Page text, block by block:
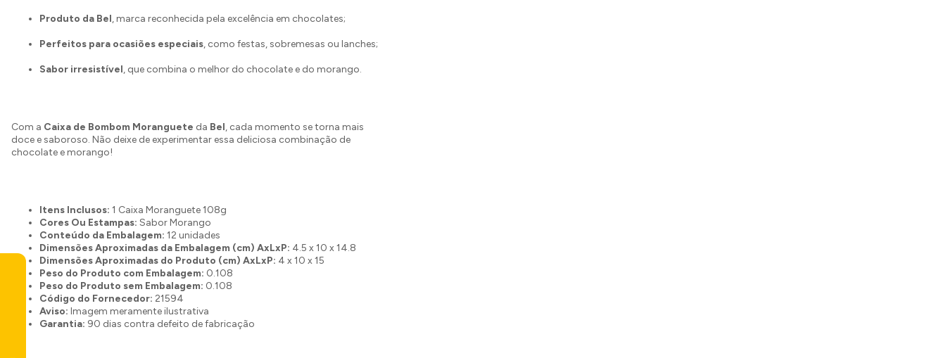
Produto da Bel, marca reconhecida pela excelência em chocolates;
Perfeitos para ocasiões especiais, como festas, sobremesas ou lanches;
Sabor irresistível, que combina o melhor do chocolate e do morango.
Com a Caixa de Bombom Moranguete da Bel, cada momento se torna mais
doce e saboroso. Não deixe de experimentar essa deliciosa combinação de
chocolate e morango!
Itens Inclusos: 1 Caixa Moranguete 108g
Cores Ou Estampas: Sabor Morango
Conteúdo da Embalagem: 12 unidades
Dimensões Aproximadas da Embalagem (cm) AxLxP: 4.5 x 10 x 14.8
Dimensões Aproximadas do Produto (cm) AxLxP: 4 x 10 x 15
Peso do Produto com Embalagem: 0.108
Peso do Produto sem Embalagem: 0.108
Código do Fornecedor: 21594
Aviso: Imagem meramente ilustrativa
Garantia: 90 dias contra defeito de fabricação